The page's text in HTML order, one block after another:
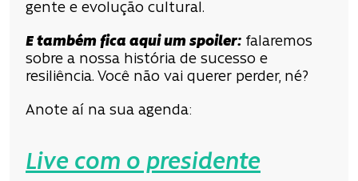
gente e evolução cultural.
E também fica aqui um spoiler: falaremos
sobre a nossa história de sucesso e
resiliência. Você não vai querer perder, né?
Anote aí na sua agenda:
Live com o presidente